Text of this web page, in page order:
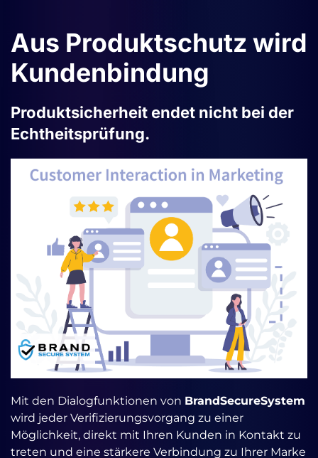
Aus Produktschutz wird
Kundenbindung
Produktsicherheit endet nicht bei der
Echtheitsprüfung.
Mit den Dialogfunktionen von BrandSecureSystem
wird jeder Verifizierungsvorgang zu einer
Möglichkeit, direkt mit Ihren Kunden in Kontakt zu
treten und eine stärkere Verbindung zu Ihrer Marke